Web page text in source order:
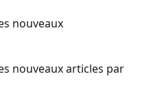
nouveaux
nouveaux articles par